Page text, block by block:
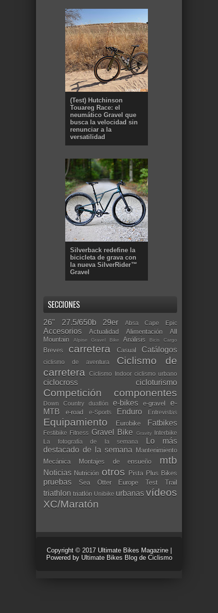
(Test) Hutchinson
Touareg Race: el
neumático Gravel que
busca la velocidad sin
renunciar a la
versatilidad
Silverback redefine la
bicicleta de grava con
la nueva SilverRider™
Gravel
SECCIONES
26" 27.5/650b 29er Absa Cape Epic
Accesorios Actualidad Alimentación
All
Mountain
Alpine Gravel Bike Análisis Bicis Cargo
Breves carretera Casual Catálogos
ciclismo de aventura
Ciclismo de
carretera
Ciclismo Indoor ciclismo urbano
ciclocross cicloturismo
Competición componentes
Down Country duatlón e-bikes e-gravel
e-
MTB
e-road e-Sports Enduro Entrevistas
Equipamiento Eurobike Fatbikes
Festibike Fitness Gravel Bike Gravity Interbike
La fotografía de la semana
Lo más
destacado de la semana
Mantenimiento
Mecánica
Montajes de ensueño mtb
Noticias Nutrición otros Pista Plus Bikes
pruebas Sea Otter Europe Test Trail
triathlon triatlón Unibike urbanas vídeos
XC/Maratón
Copyright © 2017 Ultimate Bikes Magazine|
Powered by Ultimate Bikes Blog de Ciclismo